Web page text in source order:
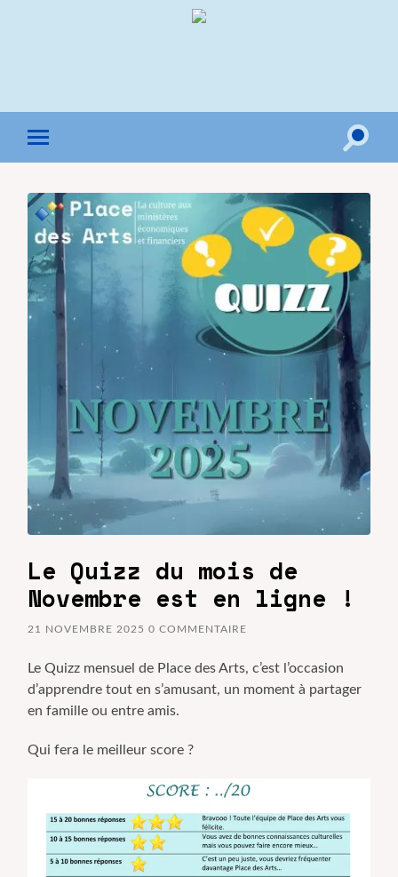
mobile
Toggle
Le Quizz du mois de
Novembre est en ligne !
21 NOVEMBRE 2025 0 COMMENTAIRE
Le Quizz mensuel de Place des Arts, c’est l’occasion
d’apprendre tout en s’amusant, un moment à partager
en famille ou entre amis.
Qui fera le meilleur score ?